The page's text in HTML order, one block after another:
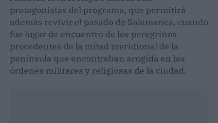
protagonistas del programa, que permitirá
además revivir el pasado de Salamanca, cuando
fue lugar de encuentro de los peregrinos
procedentes de la mitad meridional de la
península que encontraban acogida en las
órdenes militares y religiosas de la ciudad.